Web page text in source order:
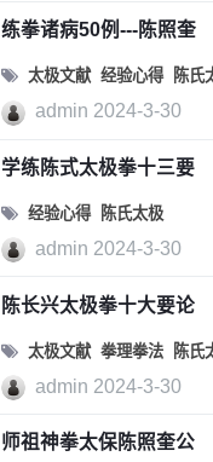
练拳诸病50例---陈照奎
太极文献 经验心得 陈氏
admin 2024-3-30
学练陈式太极拳十三要
经验心得 陈氏太极
admin 2024-3-30
陈长兴太极拳十大要论
太极文献 拳理拳法 陈氏
admin 2024-3-30
师祖神拳太保陈照奎公